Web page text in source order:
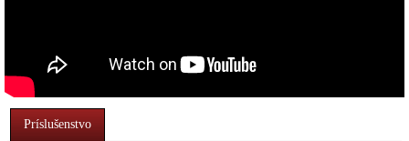
Príslušenstvo